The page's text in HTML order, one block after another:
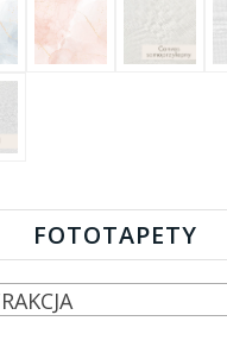
FOTOTAPETY